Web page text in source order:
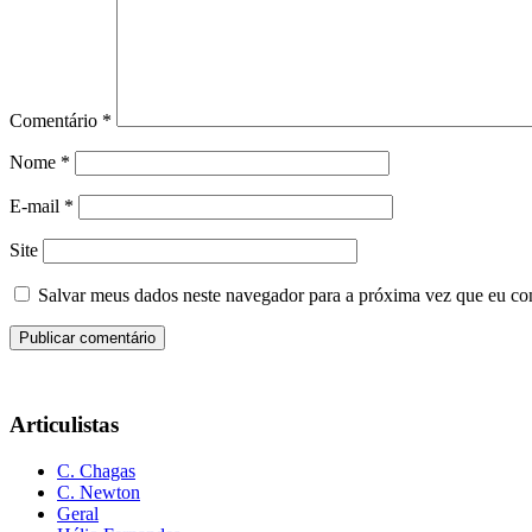
Comentário *
Nome *
E-mail *
Site
Salvar meus dados neste navegador para a próxima vez que eu
Articulistas
C. Chagas
C. Newton
Geral